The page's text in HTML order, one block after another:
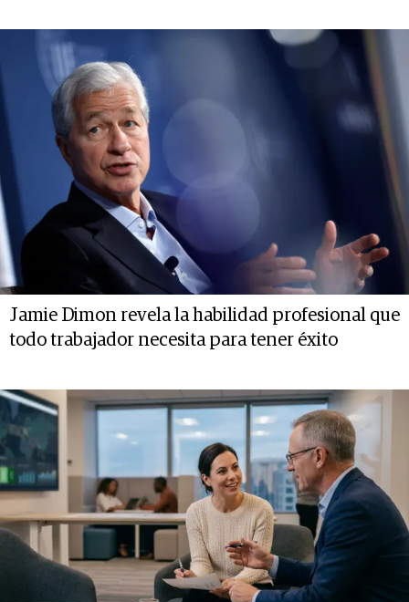
Jamie Dimon revela la habilidad profesional que
todo trabajador necesita para tener éxito